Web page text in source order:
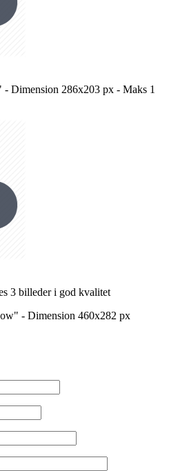
Dimension 286x203 px - Maks 1
3 billeder i god kvalitet
- Dimension 460x282 px